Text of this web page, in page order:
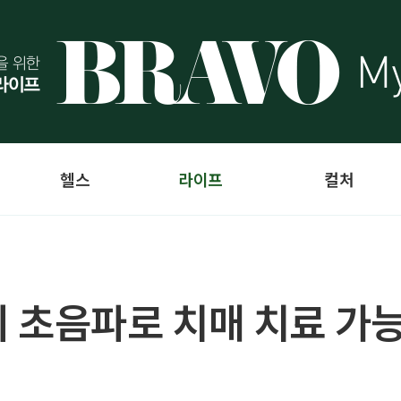
헬스 라이프 컬처
음파로 치매 치료 가